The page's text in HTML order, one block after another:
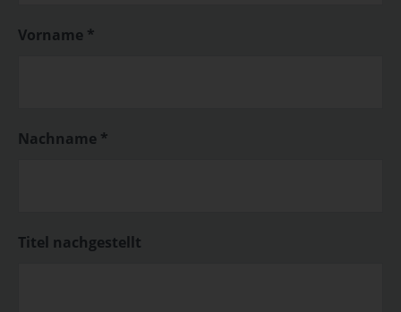
Vorname *
Nachname *
Titel nachgestellt